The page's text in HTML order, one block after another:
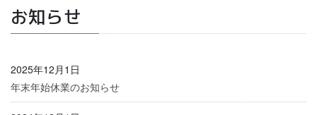
お知らせ
2025年12月1日
年末年始休業のお知らせ